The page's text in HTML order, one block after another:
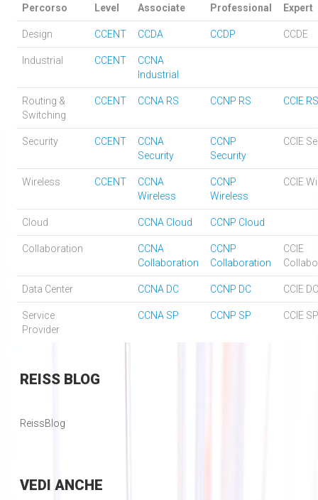
Percorso
Level
Associate Professional Expert
Design CCENT CCDA CCDP CCDE
Industrial CCENT
CCNA
Industrial
Routing &
Switching
CCENT CCNA RS CCNP RS CCIE RS
Security CCENT
CCNA
Security
CCNP
Security
CCIE
Wireless CCENT
CCNA
Wireless
CCNP
Wireless
CCIE
Cloud CCNA Cloud CCNP Cloud
Collaboration
CCNA
Collaboration
CCNP
Collaboration
CCIE
Data Center CCNA DC CCNP DC CCIE DC
Service
Provider
CCNA SP CCNP SP CCIE SP
REISSBLOG
ReissBlog
VEDI ANCHE